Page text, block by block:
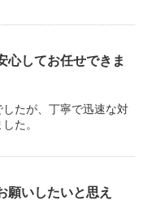
心してお任せできま
たが、丁寧で迅速な対
た。
願いしたいと思え